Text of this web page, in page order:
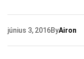
június 3, 2016ByAiron